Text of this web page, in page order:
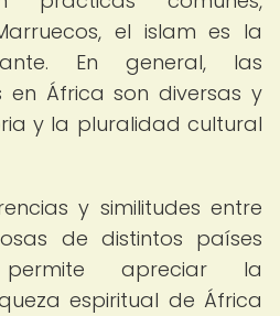
el islam es la
En general, las
en África son diversas y
y la pluralidad cultural
y similitudes entre
de distintos países
apreciar la
espiritual de África